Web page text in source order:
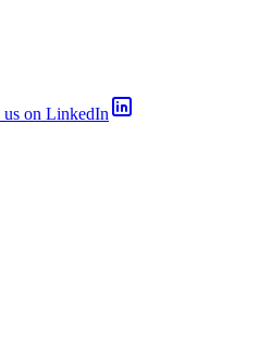
on LinkedIn